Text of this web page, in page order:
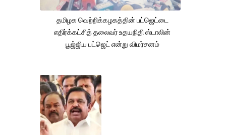
தமிழக வெற்றிக்கழகத்தின் பட்ஜெட்டை
எதிர்க்கட்சித் தலைவர் உதயநிதி ஸ்டாலின்
பூஜ்ஜிய பட்ஜெட் என்று விமர்சனம்